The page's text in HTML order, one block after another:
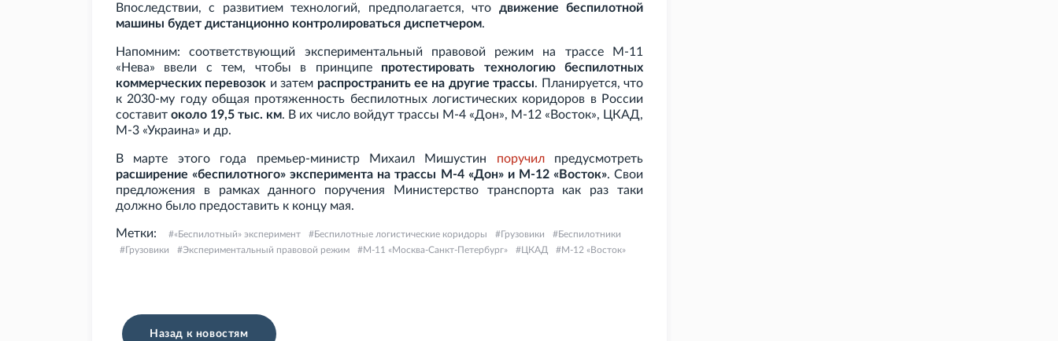
Впоследствии, с развитием технологий, предполагается, что движение беспилотной
машины будет дистанционно контролироваться диспетчером.
Напомним: соответствующий экспериментальный правовой режим на трассе М-11
«Нева» ввели с тем, чтобы в принципе протестировать технологию беспилотных
коммерческих перевозок и затем распространить ее на другие трассы. Планируется, что
к 2030-му году общая протяженность беспилотных логистических коридоров в России
составитоколо 19,5 тыс. км. В их число войдут трассы М-4 «Дон», М-12 «Восток», ЦКАД,
М-3 «Украина» и др.
В марте этого года премьер-министр Михаил Мишустин поручилпредусмотреть
расширение «беспилотного» эксперимента на трассы М-4 «Дон» и М-12 «Восток». Свои
предложения в рамках данного поручения Министерство транспорта как раз таки
должно было предоставить к концу мая.
Метки: «Беспилотный» эксперимент Беспилотные логистические коридоры Грузовики
Беспилотники
Грузовики
Экспериментальный правовой режим М-11 «Москва-Санкт-Петербург» ЦКАД М-12 «Восток»
Назад к новостям